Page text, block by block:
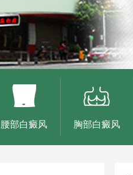
腰部白癜风 胸部白癜风